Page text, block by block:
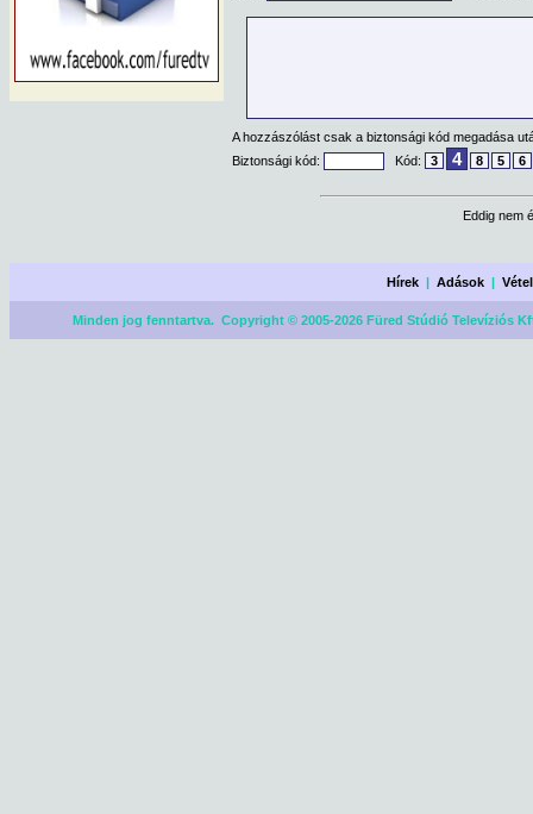
A hozzászólást csak a biztonsági kód megadása
Biztonsági kód:
Kód: 3 4 8 5 6
Eddig nem
Hírek |Adások |
Minden jog fenntartva. Copyright © 2005-2026 Füred Stúdió Televíziós